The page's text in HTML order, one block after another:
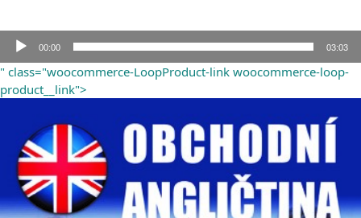
Audio
přehrávač
00:00 03:03
" class="woocommerce-LoopProduct-link woocommerce-loop-
product__link">